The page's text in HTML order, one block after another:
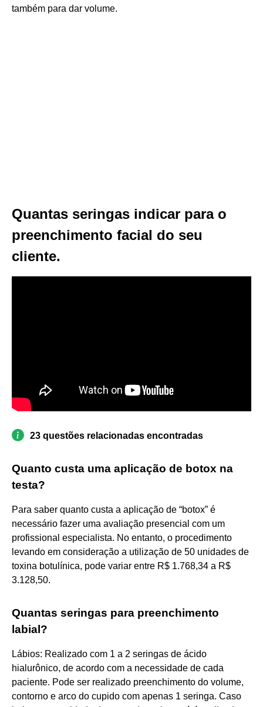
também para dar volume.
Quantas seringas indicar para o
preenchimento facial do seu
cliente.
23 questões relacionadas encontradas
Quanto custa uma aplicação de botox na
testa?
Para saber quanto custa a aplicação de “botox” é
necessário fazer uma avaliação presencial com um
profissional especialista. No entanto, o procedimento
levando em consideração a utilização de 50 unidades de
toxina botulínica, pode variar entre R$ 1.768,34 a R$
3.128,50.
Quantas seringas para preenchimento
labial?
Lábios: Realizado com 1 a 2 seringas de ácido
hialurônico, de acordo com a necessidade de cada
paciente. Pode ser realizado preenchimento do volume,
contorno e arco do cupido com apenas 1 seringa. Caso